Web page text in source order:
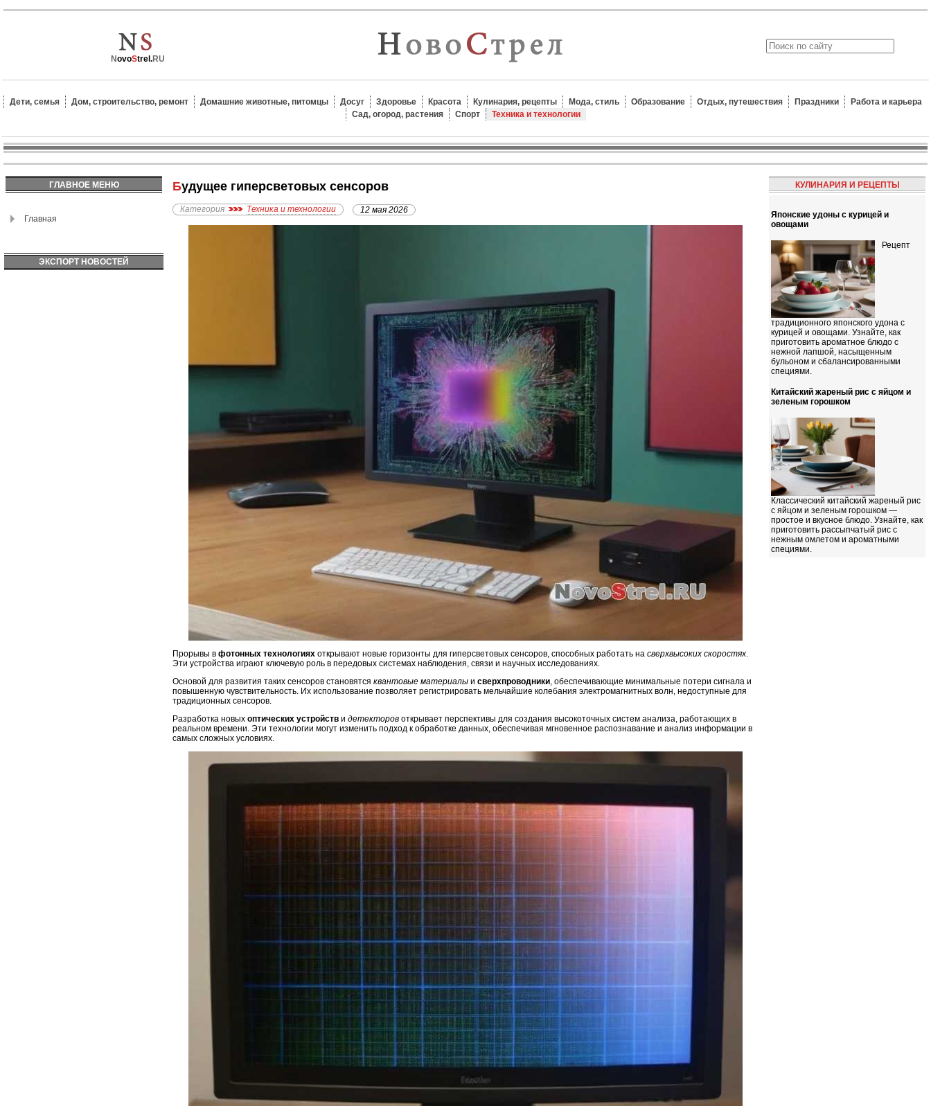
NovoStrel.RU
Дети, семья Дом, строительство, ремонт Домашние животные, питомцы Досуг Здоровье Красота Кулинария, рецепты Мода, стиль Образование Отдых, путешествия Праздники
Работа и карьера
Сад, огород, растения
Спорт Техника и технологии
ГЛАВНОЕ МЕНЮ
Главная
ЭКСПОРТ НОВОСТЕЙ
Будущее гиперсветовых сенсоров
Категория Техника и технологии 12 мая 2026
Прорывы в фотонных технологиях открывают новые горизонты для гиперсветовых сенсоров, способных работать на сверхвысоких скоростях.
Эти устройства играют ключевую роль в передовых системах наблюдения, связи и научных исследованиях.
Основой для развития таких сенсоров становятся квантовые материалы и сверхпроводники, обеспечивающие минимальные потери сигнала и
повышенную чувствительность. Их использование позволяет регистрировать мельчайшие колебания электромагнитных волн, недоступные для
традиционных сенсоров.
Разработка новых оптических устройств и детекторов открывает перспективы для создания высокоточных систем анализа, работающих в
реальном времени. Эти технологии могут изменить подход к обработке данных, обеспечивая мгновенное распознавание и анализ информации в
самых сложных условиях.
КУЛИНАРИЯ И РЕЦЕПТЫ
Японские удоны с курицей и
овощами
Рецепт
традиционного японского удона с
курицей и овощами. Узнайте, как
приготовить ароматное блюдо с
нежной лапшой, насыщенным
бульоном и сбалансированными
специями.
Китайский жареный рис с яйцом и
зеленым горошком
Классический китайский жареный рис
с яйцом и зеленым горошком —
простое и вкусное блюдо. Узнайте, как
приготовить рассыпчатый рис с
нежным омлетом и ароматными
специями.